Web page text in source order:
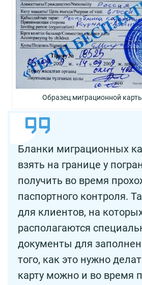
Образец миграционной
Бланки миграционных
взять на границе у
получить во время
паспортного контроля.
для клиентов, на
располагаются
документы для
того, как это нужно
карту можно и во время